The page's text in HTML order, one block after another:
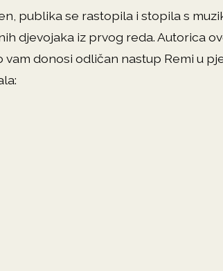
publika se rastopila i stopila s
djevojaka iz prvog reda. Autorica
donosi odličan nastup Remi u